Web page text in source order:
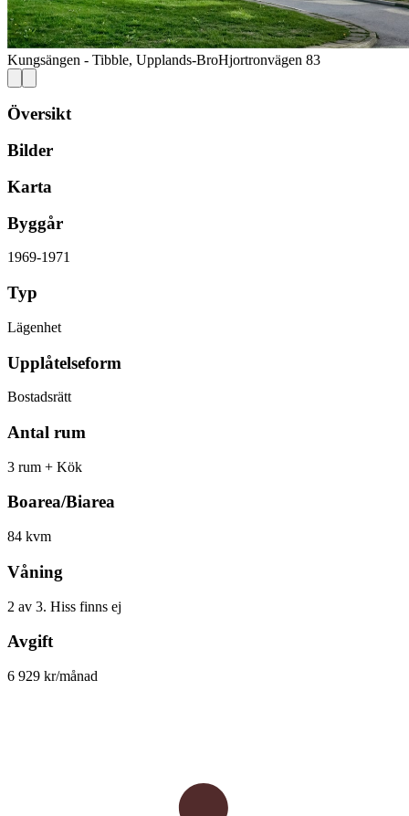
Kungsängen - Tibble, Upplands-BroHjortronvägen 83
Översikt
Bilder
Karta
Byggår
1969-1971
Typ
Lägenhet
Upplåtelseform
Bostadsrätt
Antal rum
3 rum + Kök
Boarea/Biarea
84 kvm
Våning
2 av 3. Hiss finns ej
Avgift
6 929 kr/månad